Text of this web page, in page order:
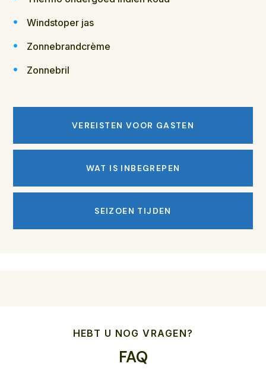
Windstoper jas
Zonnebrandcrème
Zonnebril
VEREISTEN VOOR GASTEN
WAT IS INBEGREPEN
SEIZOEN TIJDEN
HEBT U NOG VRAGEN?
FAQ